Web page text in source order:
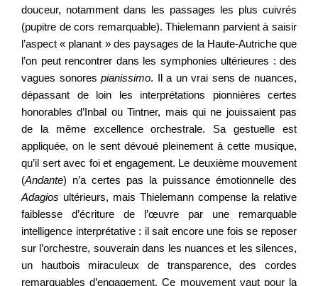
douceur, notamment dans les passages les plus cuivrés
(pupitre de cors remarquable). Thielemann parvient à saisir
l’aspect « planant » des paysages de la Haute-Autriche que
l’on peut rencontrer dans les symphonies ultérieures : des
vagues sonorespianissimo. Il a un vrai sens de nuances,
dépassant de loin les interprétations pionnières certes
honorables d’Inbal ou Tintner, mais qui ne jouissaient pas
de la même excellence orchestrale. Sa gestuelle est
appliquée, on le sent dévoué pleinement à cette musique,
qu’il sert avec foi et engagement. Le deuxième mouvement
(Andante) n’a certes pas la puissance émotionnelle des
Adagios ultérieurs, mais Thielemann compense la relative
faiblesse d’écriture de l’œuvre par une remarquable
intelligence interprétative : il sait encore une fois se reposer
sur l’orchestre, souverain dans les nuances et les silences,
un hautbois miraculeux de transparence, des cordes
remarquables d’engagement. Ce mouvement vaut pour la